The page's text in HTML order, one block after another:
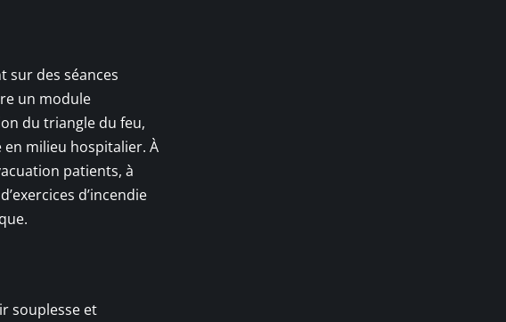
sur des séances
un module
du triangle du feu,
en milieu hospitalier. À
patients, à
d’incendie
souplesse et